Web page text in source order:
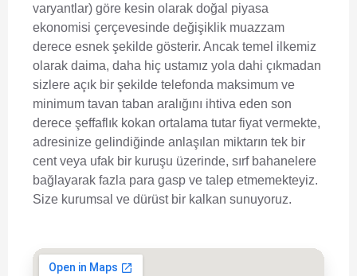
varyantlar) göre kesin olarak doğal piyasa
ekonomisi çerçevesinde değişiklik muazzam
derece esnek şekilde gösterir. Ancak temel ilkemiz
olarak daima, daha hiç ustamız yola dahi çıkmadan
sizlere açık bir şekilde telefonda maksimum ve
minimum tavan taban aralığını ihtiva eden son
derece şeffaflık kokan ortalama tutar fiyat vermekte,
adresinize gelindiğinde anlaşılan miktarın tek bir
cent veya ufak bir kuruşu üzerinde, sırf bahanelere
bağlayarak fazla para gasp ve talep etmemekteyiz.
Size kurumsal ve dürüst bir kalkan sunuyoruz.